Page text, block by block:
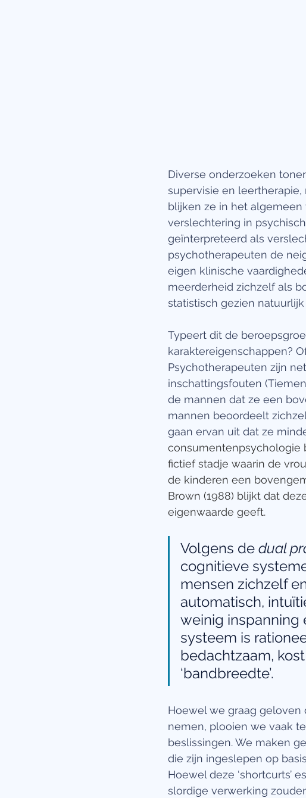
Diverse onderzoeken
supervisie en
blijken ze in het
verslechtering in
geïnterpreteerd als
psychotherapeuten de
eigen klinische
meerderheid zichzelf als
statistisch gezien
Typeert dit de
karaktereigenschappen?
Psychotherapeuten zijn
inschattingsfouten
de mannen dat ze een
mannen beoordeelt
gaan ervan uit dat ze
consumentenpsychologie
fictief stadje waarin de
de kinderen een
Brown (1988) blijkt dat
eigenwaarde geeft.
Volgens de dual
cognitieve
mensen zichzelf
automatisch,
weinig inspanning
systeem is
bedachtzaam,
‘bandbreedte’.
Hoewel we graag geloven
nemen, plooien we vaak
beslissingen. We maken
die zijn ingeslepen op
Hoewel deze ‘shortcurts’
slordige verwerking